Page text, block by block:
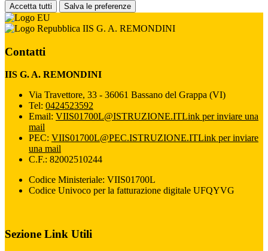
Accetta tutti Salva le preferenze
IIS G. A. REMONDINI
Contatti
IIS G. A. REMONDINI
Via Travettore, 33 - 36061 Bassano del Grappa (VI)
Tel: 0424523592
Email: VIIS01700L@ISTRUZIONE.ITLink per inviare una
mail
PEC: VIIS01700L@PEC.ISTRUZIONE.ITLink per inviare
una mail
C.F.: 82002510244
Codice Ministeriale: VIIS01700L
Codice Univoco per la fatturazione digitale UFQYVG
Sezione Link Utili